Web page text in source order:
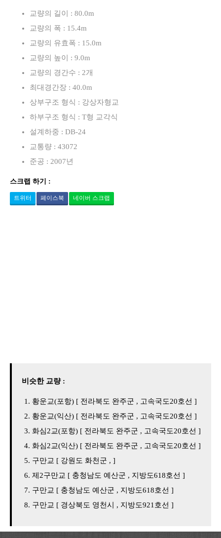
교량의 길이 : 80.0m
교량의 폭 : 15.4m
교량의 유효폭 : 15.0m
교량의 높이 : 9.0m
교량의 경간수 : 2개
최대경간장 : 40.0m
상부구조 형식 : 강상자형교
하부구조 형식 : T형 교각식
설계하중 : DB-24
교통량 : 43072
준공 : 2007년
스크랩 하기 :
트위터 페이스북 네이버 스크랩
비슷한 교량 :
황운교(포항) [ 전라북도 완주군 , 고속국도20호선 ]
황운교(익산) [ 전라북도 완주군 , 고속국도20호선 ]
화심2교(포항) [ 전라북도 완주군 , 고속국도20호선 ]
화심2교(익산) [ 전라북도 완주군 , 고속국도20호선 ]
구만교 [ 강원도 화천군 , ]
제2구만교 [ 충청남도 예산군 , 지방도618호선 ]
구만교 [ 충청남도 예산군 , 지방도618호선 ]
구만교 [ 경상북도 영천시 , 지방도921호선 ]